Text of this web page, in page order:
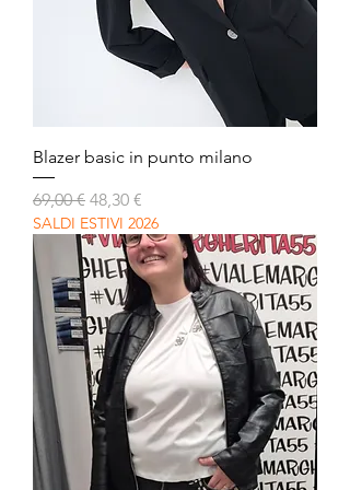
Blazer basic in punto milano
Prezzo regolare
69,00 € Prezzo scontato
48,30 €
SALDI ESTIVI 2026